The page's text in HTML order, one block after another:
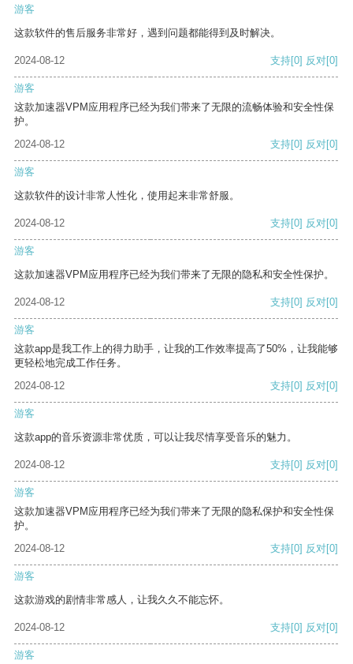
游客
这款软件的售后服务非常好，遇到问题都能得到及时解决。
2024-08-12 支持[0] 反对[0]
游客
这款加速器VPM应用程序已经为我们带来了无限的流畅体验和安全性保
护。
2024-08-12
支持[0] 反对[0]
游客
这款软件的设计非常人性化，使用起来非常舒服。
2024-08-12 支持[0] 反对[0]
游客
这款加速器VPM应用程序已经为我们带来了无限的隐私和安全性保护。
2024-08-12 支持[0] 反对[0]
游客
这款app是我工作上的得力助手，让我的工作效率提高了50%，让我能够
更轻松地完成工作任务。
2024-08-12
支持[0] 反对[0]
游客
这款app的音乐资源非常优质，可以让我尽情享受音乐的魅力。
2024-08-12 支持[0] 反对[0]
游客
这款加速器VPM应用程序已经为我们带来了无限的隐私保护和安全性保
护。
2024-08-12
支持[0] 反对[0]
游客
这款游戏的剧情非常感人，让我久久不能忘怀。
2024-08-12 支持[0] 反对[0]
游客